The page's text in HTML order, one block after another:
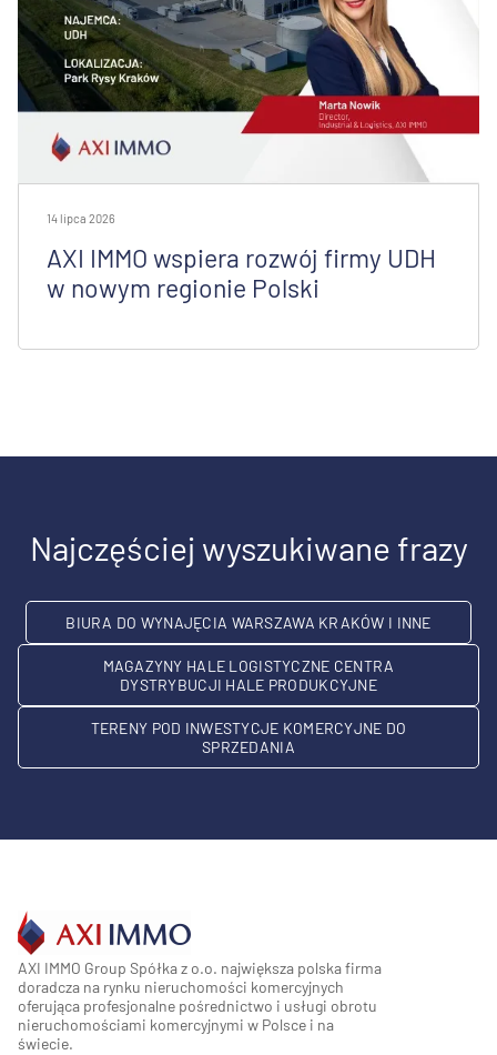
14 lipca 2026
AXI IMMO wspiera rozwój firmy UDH
w nowym regionie Polski
Najczęściej wyszukiwane frazy
BIURA DO WYNAJĘCIA WARSZAWA KRAKÓW I INNE
MAGAZYNY HALE LOGISTYCZNE CENTRA
DYSTRYBUCJI HALE PRODUKCYJNE
TERENY POD INWESTYCJE KOMERCYJNE DO
SPRZEDANIA
AXI IMMO Group Spółka z o.o. największa polska firma
doradcza na rynku nieruchomości komercyjnych
oferująca profesjonalne pośrednictwo i usługi obrotu
nieruchomościami komercyjnymi w Polsce i na
świecie.